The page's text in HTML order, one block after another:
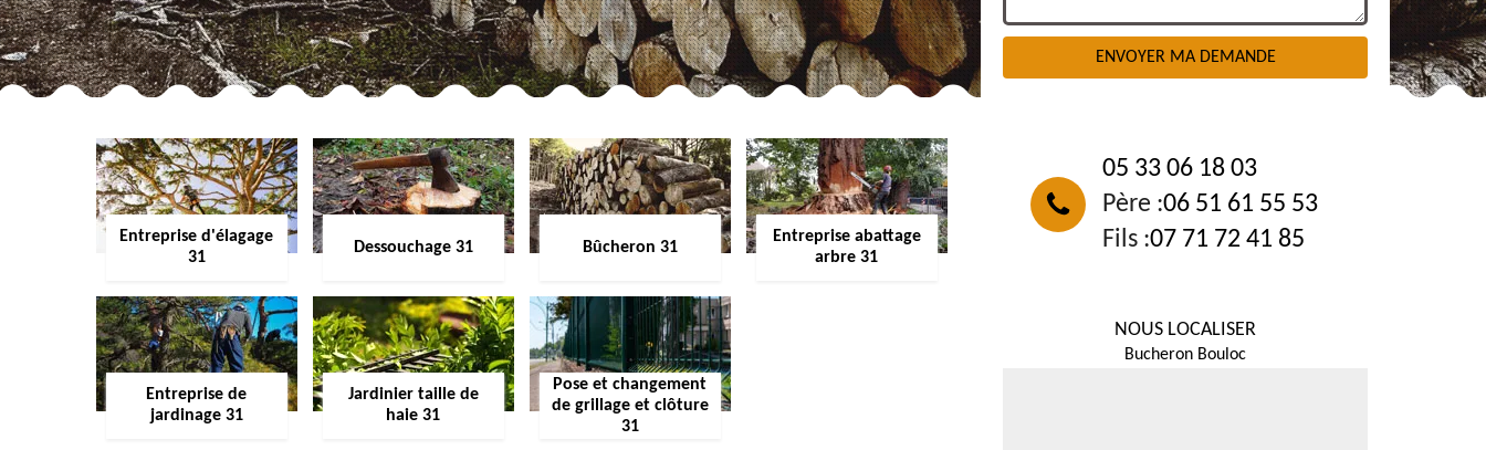
Entreprise d'élagage
31
Dessouchage 31 Bûcheron 31
Entreprise abattage
arbre 31
Entreprise de
jardinage 31
Jardinier taille de
haie 31
Pose et changement
de grillage et clôture
31
05 33 06 18 03
Père :06 51 61 55 53
Fils :07 71 72 41 85
NOUS LOCALISER
Bucheron Bouloc